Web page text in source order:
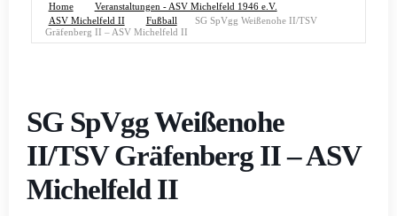
Home
Veranstaltungen - ASV Michelfeld 1946 e.V.
ASV Michelfeld II
Fußball
SG SpVgg Weißenohe II/TSV
Gräfenberg II – ASV Michelfeld II
SG SpVgg Weißenohe
II/TSV Gräfenberg II – ASV
Michelfeld II